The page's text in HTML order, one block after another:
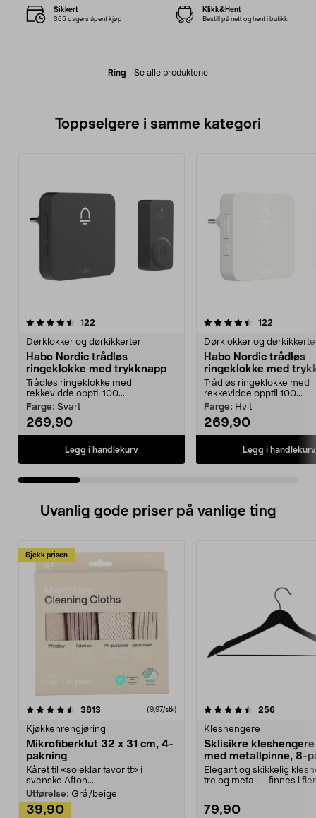
Ring - Se alle produktene
Sikkert
365 dagers åpent kjøp
Klikk&Hent
Bestill på nett og hent i butikk
Toppselgere i samme kategori
122
Dørklokker og dørkikkerter
Habo Nordic trådløs
ringeklokke med trykknapp
Trådløs ringeklokke med
rekkevidde opptil 100...
Farge: Svart
269,90
Legg i handlekurv
4.5 av 5 stjerner 122
Dørklokker og
Habo Nordic trådløs
ringeklokke med
Trådløs ringeklokke med
rekkevidde opptil 100...
Farge: Hvit
269,90
Legg i handlekurv
4.0 av 5 stjerner
Uvanlig gode priser på vanlige ting
Sjekk prisen
3813 anmeldelser(9,97/stk)
Kjøkkenrengjøring
Mikrofiberklut 32 x 31 cm, 4-
pakning
Kåret til «soleklar favoritt» i
svenske Afton...
Utførelse: Grå/beige
39,90
4.5av 5 stjerner 256
Kleshengere
Sklisikre
med metallpinne, 8-
Elegant og skikkelig
tre og metall – finnes i
79,90
4.5av 5 stjerner